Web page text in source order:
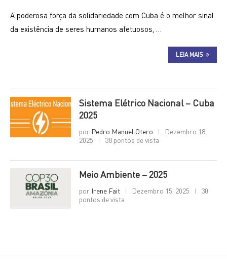
A poderosa força da solidariedade com Cuba é o melhor sinal
da existência de seres humanos afetuosos, …
LEIA MAIS
Sistema Elétrico Nacional – Cuba
2025
por Pedro Manuel Otero
Dezembro 18,
2025
38 pontos de vista
Meio Ambiente – 2025
por Irene Fait Dezembro 15, 2025
30
pontos de vista